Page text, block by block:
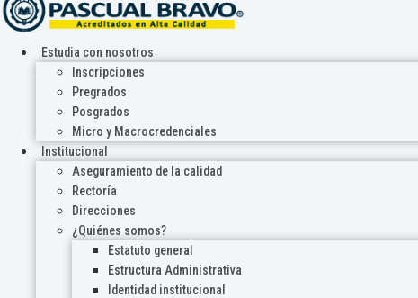
Estudia con nosotros
Inscripciones
Pregrados
Posgrados
Micro y Macrocredenciales
Institucional
Aseguramiento de la calidad
Rectoría
Direcciones
¿Quiénes somos?
Estatuto general
Estructura Administrativa
Identidad institucional